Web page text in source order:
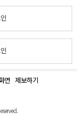
면 제보하기